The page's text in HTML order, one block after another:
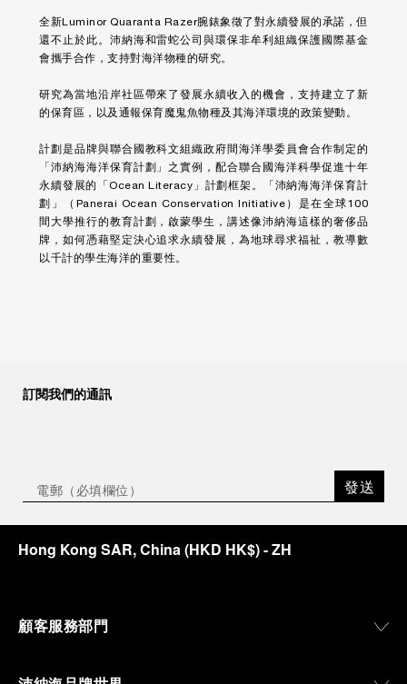
全新Luminor Quaranta Razer腕錶象徵了對永續發展的承諾，但
還不止於此。沛納海和雷蛇公司與環保非牟利組織保護國際基金
會攜手合作，支持對海洋物種的研究。
研究為當地沿岸社區帶來了發展永續收入的機會，支持建立了新
的保育區，以及通報保育魔鬼魚物種及其海洋環境的政策變動。
計劃是品牌與聯合國教科文組織政府間海洋學委員會合作制定的
「沛納海海洋保育計劃」之實例，配合聯合國海洋科學促進十年
永續發展的「Ocean Literacy」計劃框架。「沛納海海洋保育計
劃」（Panerai Ocean Conservation Initiative）是在全球100
間大學推行的教育計劃，啟蒙學生，講述像沛納海這樣的奢侈品
牌，如何憑藉堅定決心追求永續發展，為地球尋求福祉，教導數
以千計的學生海洋的重要性。
訂閱我們的通訊
發送
Hong Kong SAR, China(HKD HK$)- ZH
顧客服務部門